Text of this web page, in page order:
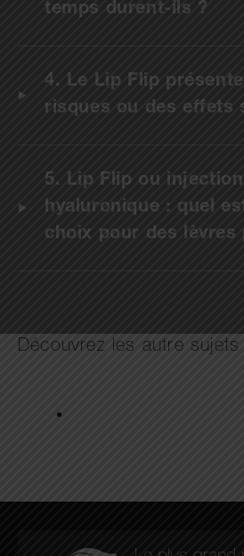
temps durent-ils ?
4. Le Lip Flip
risques ou des effets
5. Lip Flip ou
hyaluronique : quel
choix pour des lèvres
Découvrez les autre sujets